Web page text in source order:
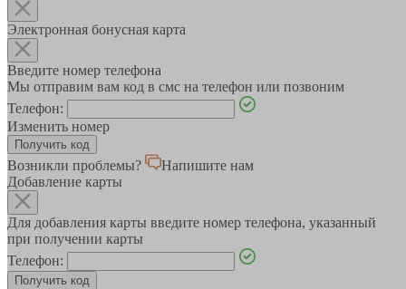
Электронная бонусная карта
Введите номер телефона
Мы отправим вам код в смс на телефон или позвоним
Телефон:
Изменить номер
Возникли проблемы?
Напишите нам
Добавление карты
Для добавления карты введите номер телефона, указанный
при получении карты
Телефон: